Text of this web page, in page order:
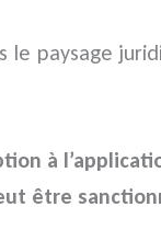
le paysage
à
être